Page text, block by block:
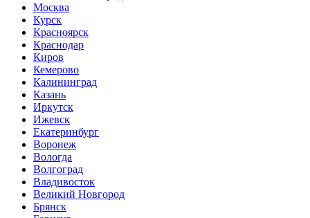
Москва
Курск
Красноярск
Краснодар
Киров
Кемерово
Калининград
Казань
Иркутск
Ижевск
Екатеринбург
Воронеж
Вологда
Волгоград
Владивосток
Великий Новгород
Брянск